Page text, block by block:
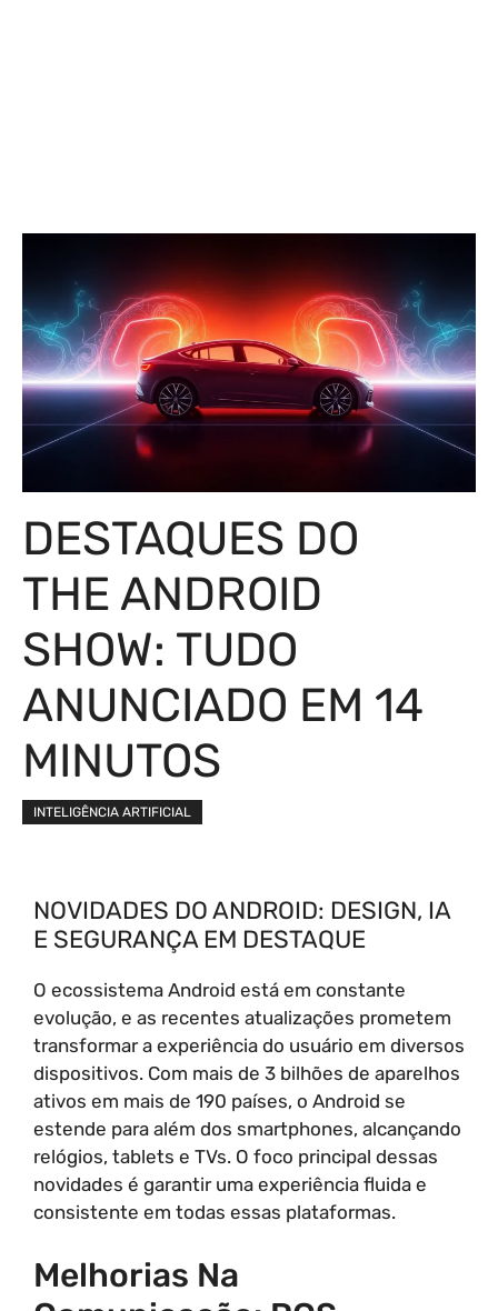
DESTAQUES DO
THE ANDROID
SHOW: TUDO
ANUNCIADO EM 14
MINUTOS
INTELIGÊNCIA ARTIFICIAL
NOVIDADES DO ANDROID: DESIGN, IA
E SEGURANÇA EM DESTAQUE
O ecossistema Android está em constante
evolução, e as recentes atualizações prometem
transformar a experiência do usuário em diversos
dispositivos. Com mais de 3 bilhões de aparelhos
ativos em mais de 190 países, o Android se
estende para além dos smartphones, alcançando
relógios, tablets e TVs. O foco principal dessas
novidades é garantir uma experiência fluida e
consistente em todas essas plataformas.
Melhorias Na